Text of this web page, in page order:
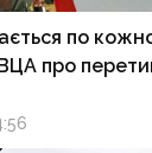
по
про